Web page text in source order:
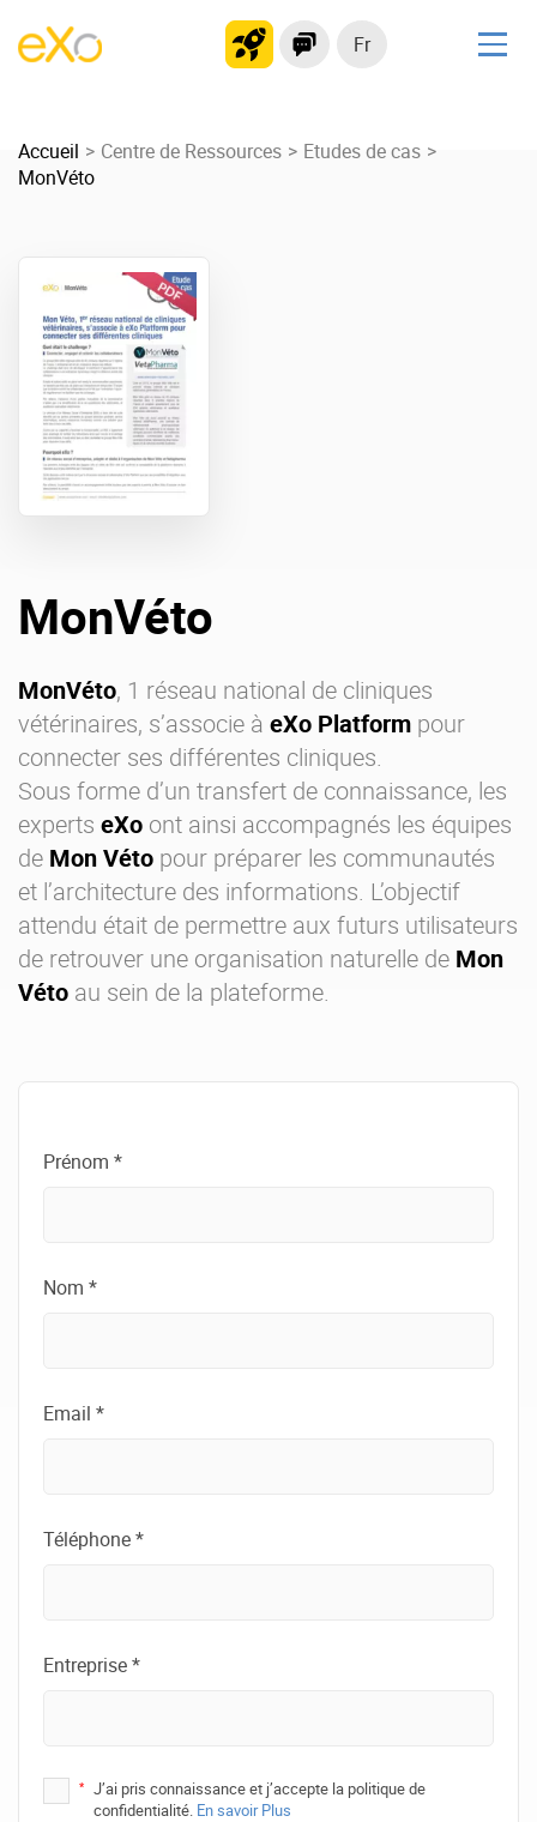
Fr
Plateforme collaborative
Réseau social
Portail d’applications
Produit
La Plateforme
Pourquoi eXo ?
Mobile
A propos d’eXo
Accueil Centre de Ressources
Etudes de cas
MonVéto
MonVéto
MonVéto, 1 réseau national de cliniques
vétérinaires, s’associe à eXo Platform pour
connecter ses différentes cliniques.
Sous forme d’un transfert de connaissance, les
experts eXo ont ainsi accompagnés les équipes
de Mon Véto pour préparer les communautés
et l’architecture des informations. L’objectif
attendu était de permettre aux futurs utilisateurs
de retrouver une organisation naturelle de Mon
Véto au sein de la plateforme.
Prénom *
Nom *
Email *
Téléphone *
Entreprise *
* J’ai pris connaissance et j’accepte la politique de
confidentialité. En savoir Plus